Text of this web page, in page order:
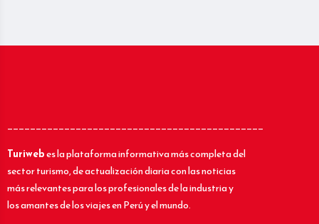
_____________________________________________
Turiwebes la plataforma informativa más completa del
sector turismo, de actualización diaria con las noticias
más relevantes para los profesionales de la industria y
los amantes de los viajes en Perú y el mundo.